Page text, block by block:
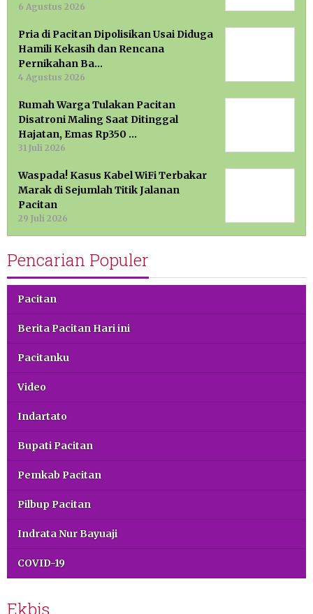
6 Agustus 2026
Pria di Pacitan Dipolisikan Usai Diduga
Hamili Kekasih dan Rencana
Pernikahan Ba…
4 Agustus 2026
Rumah Warga Tulakan Pacitan
Disatroni Maling Saat Ditinggal
Hajatan, Emas Rp350 …
31 Juli 2026
Waspada! Kasus Kabel WiFi Terbakar
Marak di Sejumlah Titik Jalanan
Pacitan
29 Juli 2026
Pencarian Populer
Pacitan
Berita Pacitan Hari ini
Pacitanku
Video
Indartato
Bupati Pacitan
Pemkab Pacitan
Pilbup Pacitan
Indrata Nur Bayuaji
COVID-19
Ekbis